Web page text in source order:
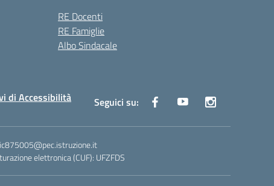
RE Docenti
RE Famiglie
Albo Sindacale
di Accessibilità Seguici su:
elettronica (CUF): UFZFDS